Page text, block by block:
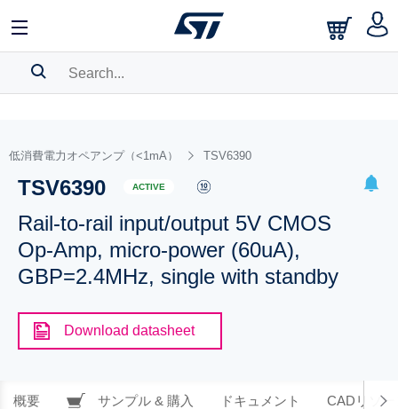
BOOKMARK
Pleaselog into show your saved searches.
低消費電力オペアンプ（<1mA） TSV6390
TSV6390 ACTIVE
Rail-to-rail input/output 5V CMOS
Op-Amp, micro-power (60uA),
GBP=2.4MHz, single with standby
Download datasheet
概要 サンプル & 購入 ドキュメント CADリソー